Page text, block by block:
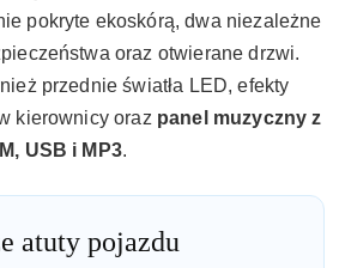
pokryte ekoskórą, dwa niezależne
oraz otwierane drzwi.
przednie światła LED, efekty
kierownicy oraz panel muzyczny z
USB i MP3.
atuty pojazdu